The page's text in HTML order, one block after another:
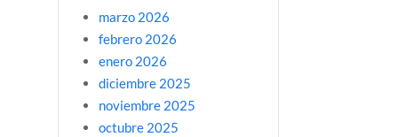
marzo 2026
febrero 2026
enero 2026
diciembre 2025
noviembre 2025
octubre 2025